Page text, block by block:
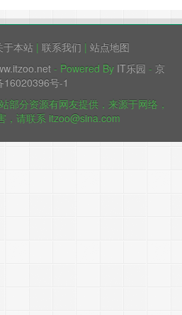
种分析处理。 awk有3个不同版本:
是 AWK 的 GNU 版本。 awk其名称
……继续阅读 »
于本站 | 联系我们 | 站点地图
- Powered By IT乐园 - 京
16020396号-1
部分资源有网友提供，来源于网络，
，请联系 itzoo@sina.com